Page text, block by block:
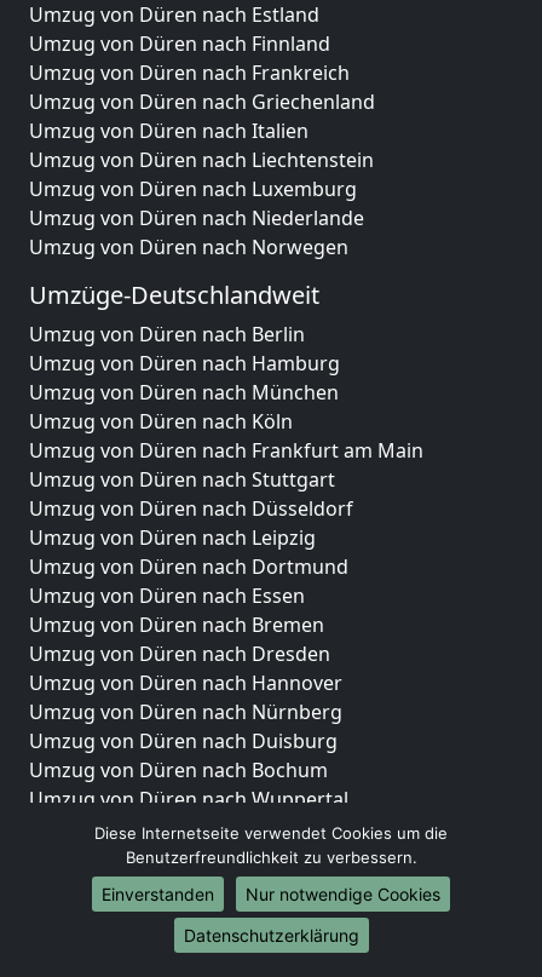
Umzug von Düren nach Estland
Umzug von Düren nach Finnland
Umzug von Düren nach Frankreich
Umzug von Düren nach Griechenland
Umzug von Düren nach Italien
Umzug von Düren nach Liechtenstein
Umzug von Düren nach Luxemburg
Umzug von Düren nach Niederlande
Umzug von Düren nach Norwegen
Umzüge-Deutschlandweit
Umzug von Düren nach Berlin
Umzug von Düren nach Hamburg
Umzug von Düren nach München
Umzug von Düren nach Köln
Umzug von Düren nach Frankfurt am Main
Umzug von Düren nach Stuttgart
Umzug von Düren nach Düsseldorf
Umzug von Düren nach Leipzig
Umzug von Düren nach Dortmund
Umzug von Düren nach Essen
Umzug von Düren nach Bremen
Umzug von Düren nach Dresden
Umzug von Düren nach Hannover
Umzug von Düren nach Nürnberg
Umzug von Düren nach Duisburg
Umzug von Düren nach Bochum
Umzug von Düren nach Wuppertal
Umzug von Düren nach Bielefeld
Umzug von Düren nach Bonn
Umzug von Düren nach Münster
Internationale-Umzüge
Diese Internetseite verwendet Cookies um die
Benutzerfreundlichkeit zu verbessern.
Einverstanden
Nur notwendige Cookies
Datenschutzerklärung